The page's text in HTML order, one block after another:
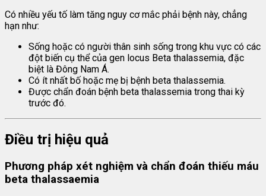
Có nhiều yếu tố làm tăng nguy cơ mắc phải bệnh này, chẳng
hạn như:
Sống hoặc có người thân sinh sống trong khu vực có các
đột biến cụ thể của gen locus Beta thalassemia, đặc
biệt là Đông Nam Á.
Có ít nhất bố hoặc mẹ bị bệnh beta thalassemia.
Được chẩn đoán bệnh beta thalassemia trong thai kỳ
trước đó.
Điều trị hiệu quả
Phương pháp xét nghiệm và chẩn đoán thiếu máu
beta thalassaemia